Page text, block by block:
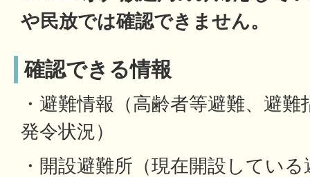
や民放では確認できません。
確認できる情報
・避難情報（高齢者等避難、避
発令状況）
・開設避難所（現在開設してい